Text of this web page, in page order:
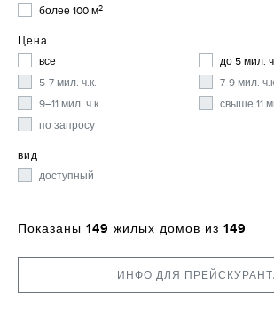
более 100 м2
Цена
все
до 5 мил.
5-7 мил. ч.к.
7-9 мил.
9–11 мил. ч.к.
свыше 11
по запросу
вид
доступный
Показаны 149 жилых домов из 149
ИНФО ДЛЯ